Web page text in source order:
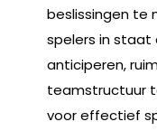
beslissingen te
spelers in
anticiperen,
teamstructuur
voor effectief